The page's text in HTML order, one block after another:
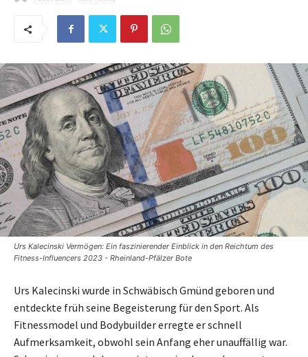
Urs Kalecinski Vermögen: Ein faszinierender Einblick in den Reichtum des
Fitness-Influencers 2023 - Rheinland-Pfälzer Bote
Urs Kalecinski wurde in Schwäbisch Gmünd geboren und
entdeckte früh seine Begeisterung für den Sport. Als
Fitnessmodel und Bodybuilder erregte er schnell
Aufmerksamkeit, obwohl sein Anfang eher unauffällig war.